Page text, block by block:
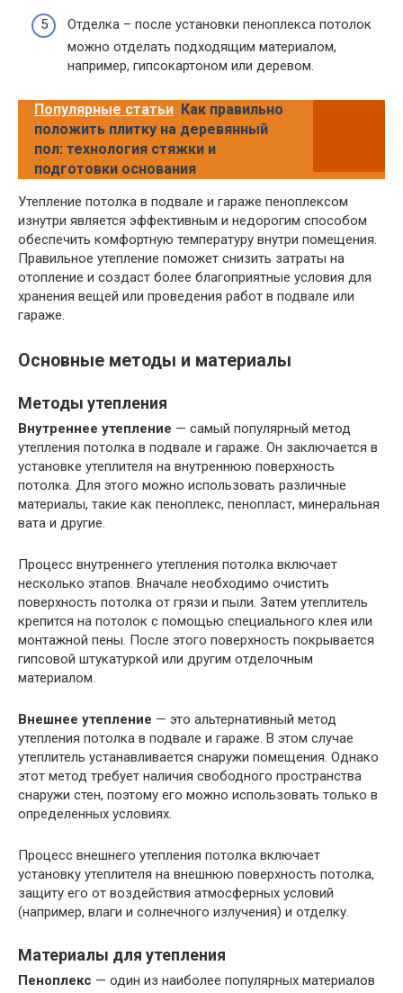
Отделка – после установки пеноплекса потолок
можно отделать подходящим материалом,
например, гипсокартоном или деревом.
Популярные статьи Как правильно
положить плитку на деревянный
пол: технология стяжки и
подготовки основания
Утепление потолка в подвале и гараже пеноплексом
изнутри является эффективным и недорогим способом
обеспечить комфортную температуру внутри помещения.
Правильное утепление поможет снизить затраты на
отопление и создаст более благоприятные условия для
хранения вещей или проведения работ в подвале или
гараже.
Основные методы и материалы
Методы утепления
Внутреннее утепление — самый популярный метод
утепления потолка в подвале и гараже. Он заключается в
установке утеплителя на внутреннюю поверхность
потолка. Для этого можно использовать различные
материалы, такие как пеноплекс, пенопласт, минеральная
вата и другие.
Процесс внутреннего утепления потолка включает
несколько этапов. Вначале необходимо очистить
поверхность потолка от грязи и пыли. Затем утеплитель
крепится на потолок с помощью специального клея или
монтажной пены. После этого поверхность покрывается
гипсовой штукатуркой или другим отделочным
материалом.
Внешнее утепление — это альтернативный метод
утепления потолка в подвале и гараже. В этом случае
утеплитель устанавливается снаружи помещения. Однако
этот метод требует наличия свободного пространства
снаружи стен, поэтому его можно использовать только в
определенных условиях.
Процесс внешнего утепления потолка включает
установку утеплителя на внешнюю поверхность потолка,
защиту его от воздействия атмосферных условий
(например, влаги и солнечного излучения) и отделку.
Материалы для утепления
Пеноплекс — один из наиболее популярных материалов